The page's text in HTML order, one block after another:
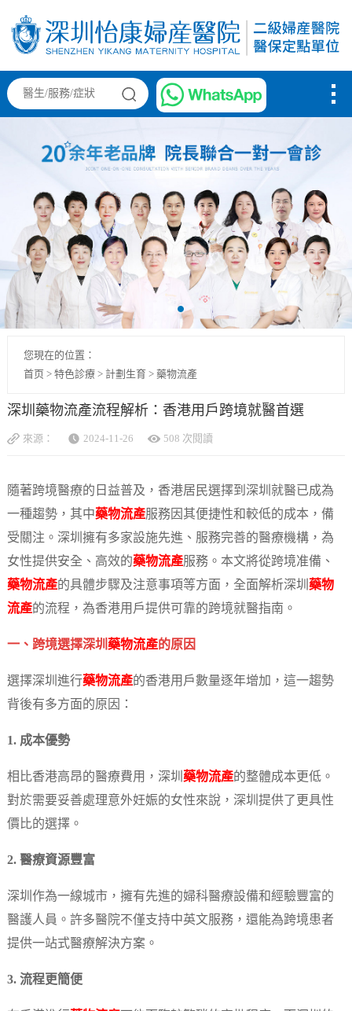
您現在的位置：
首页 > 特色診療> 計劃生育> 藥物流產
深圳藥物流產流程解析：香港用戶跨境就醫首選
來源： 2024-11-26 508 次閱讀
隨著跨境醫療的日益普及，香港居民選擇到深圳就醫已成為
一種趨勢，其中藥物流產服務因其便捷性和較低的成本，備
受關注。深圳擁有多家設施先進、服務完善的醫療機構，為
女性提供安全、高效的藥物流產服務。本文將從跨境准備、
藥物流產的具體步驟及注意事項等方面，全面解析深圳 藥物
流產的流程，為香港用戶提供可靠的跨境就醫指南。
一、跨境選擇深圳 藥物流產的原因
選擇深圳進行藥物流產的香港用戶數量逐年增加，這一趨勢
背後有多方面的原因：
1. 成本優勢
相比香港高昂的醫療費用，深圳 藥物流產的整體成本更低。
對於需要妥善處理意外妊娠的女性來說，深圳提供了更具性
價比的選擇。
2. 醫療資源豐富
深圳作為一線城市，擁有先進的婦科醫療設備和經驗豐富的
醫護人員。許多醫院不僅支持中英文服務，還能為跨境患者
提供一站式醫療解決方案。
3. 流程更簡便